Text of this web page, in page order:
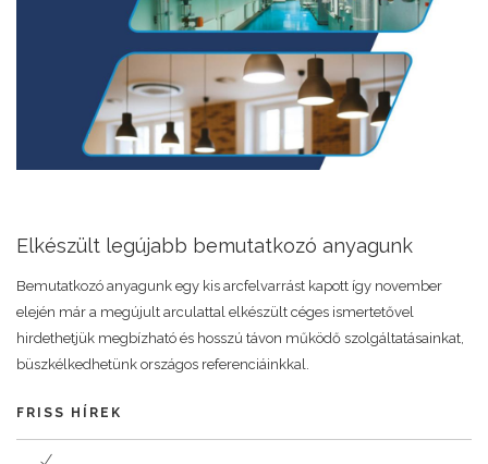
Elkészült legújabb bemutatkozó anyagunk
Bemutatkozó anyagunk egy kis arcfelvarrást kapott így november
elején már a megújult arculattal elkészült céges ismertetővel
hirdethetjük megbízható és hosszú távon működő szolgáltatásainkat,
büszkélkedhetünk országos referenciáinkkal.
FRISS HÍREK